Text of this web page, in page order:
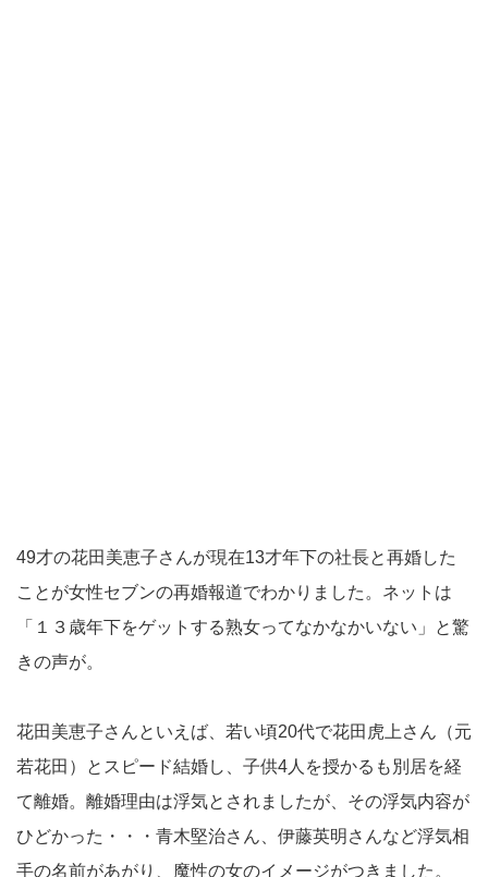
49才の花田美恵子さんが現在13才年下の社長と再婚した
ことが女性セブンの再婚報道でわかりました。ネットは
「１３歳年下をゲットする熟女ってなかなかいない」と驚
きの声が。
花田美恵子さんといえば、若い頃20代で花田虎上さん（元
若花田）とスピード結婚し、子供4人を授かるも別居を経
て離婚。離婚理由は浮気とされましたが、その浮気内容が
ひどかった・・・青木堅治さん、伊藤英明さんなど浮気相
手の名前があがり、魔性の女のイメージがつきました。